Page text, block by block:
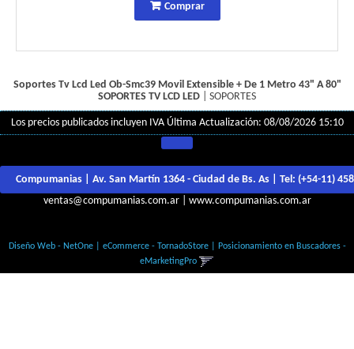
Comprar
Soportes Tv Lcd Led Ob-Smc39 Movil Extensible + De 1 Metro 43" A 80"
SOPORTES TV LCD LED
SOPORTES
Los precios publicados incluyen IVA Última Actualización: 08/08/2026 15:10
Compumanias | Av. San Martín 1364 - Ciudad de Bs. As | Tel: (+54-11)
ventas@compumanias.com.ar| www.compumanias.com.ar
Diseño Web - NetOne| eCommerce - TornadoStore| Posicionamiento en Buscadores -
eMarketingPro